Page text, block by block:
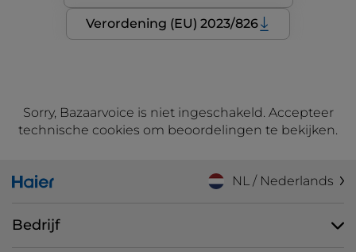
Verordening (EU) 2023/826
Sorry, Bazaarvoice is niet ingeschakeld. Accepteer
technische cookies om beoordelingen te bekijken.
NL / Nederlands
Bedrijf